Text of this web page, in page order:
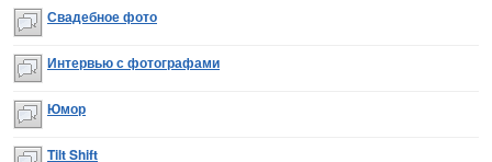
Свадебное фото
Интервью с фотографами
Юмор
Tilt Shift